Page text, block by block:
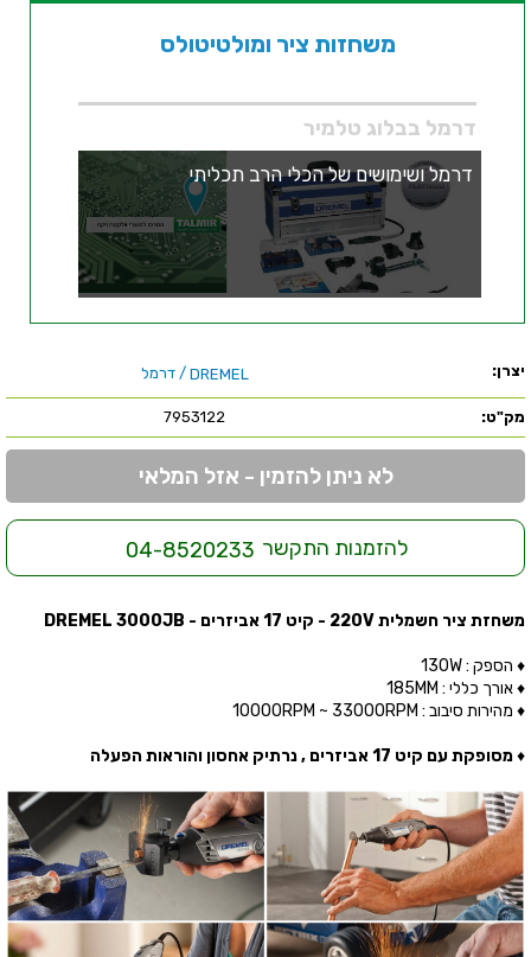
משחזות ציר ומולטיטולס
דרמל בבלוג טלמיר
דרמל ושימושים של הכלי הרב תכליתי
יצרן: DREMEL / דרמל
מק"ט: 7953122
לא ניתן להזמין - אזל המלאי
להזמנות התקשר 04-8520233
משחזת ציר חשמלית 220V - קיט 17 אביזרים - DREMEL 3000JB
♦ הספק : 130W
♦ אורך כללי : 185MM
♦ מהירות סיבוב : 10000RPM ~ 33000RPM
♦מסופקת עם קיט 17 אביזרים , נרתיק אחסון והוראות הפעלה